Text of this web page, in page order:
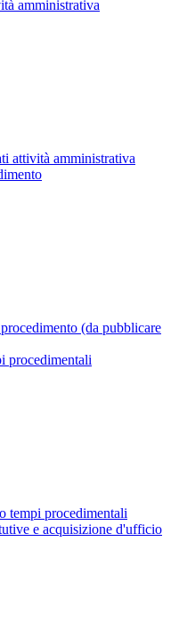
amministrativa
attività amministrativa
(da pubblicare
procedimentali
tempi procedimentali
e acquisizione d'ufficio